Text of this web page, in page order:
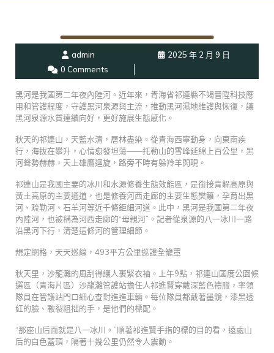
admin
2025 年 2 月 9 日
0 Comments
黑河是我國第二年夜內陸河。近年來，青海省祁連縣不竭晉陞科技應
用和管護程度，守護黑河泉源與主流，推動黑河濕地維護與恢復，讓
黑河泉源水質連續向好，更好施展生態感化。
秋天的祁連山，天藍水清，層林盡染。從青海西寧動身，向東南疾
行，海拔在攀升，心情愈發坦蕩——托勒山的雪峰延綿上百公里，黑
河聲勢赫赫，天上雄鷹迴旋，路旁不時有躲羚羊閃現。
祁連山是我國主要的冰川和水源修養生態效能區，是銜接青躲高原與
黃土高原的主要通道，也是修養河西走廊的主要生態樊籬，孕育出黑
河、疏勒河、石羊河等近千條鉅細河道。此中，黑河是我國第二年夜
內陸河，也被稱為河西走廊的“母親河”。記者從泉源的八一冰川一路
沿黑河下行，清楚這條河的管理細節。
規定網格，天天巡線，493平方公里巡護全籠罩
秋天里，沙龍灘的風刮得讓人裹緊衣袖。上午9點，祁連山國度公園候
選區（青海片區）沙龍灘管護站擔任人祁進賢穿戴深藍色禮服，率領
隊員在管護站門口細心查對進進車輛。每位隊員都戴著墨鏡，漆黑透
紅的臉、皸裂粗拙的手，是他們的標配。
“那座山后面就是八一冰川。”順著祁進賢手指的標的目的看，遠處山
后的白色蓋頂，隔著十幾公里仍然令人震動。